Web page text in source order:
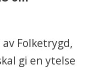
Folketrygd,
gi en ytelse